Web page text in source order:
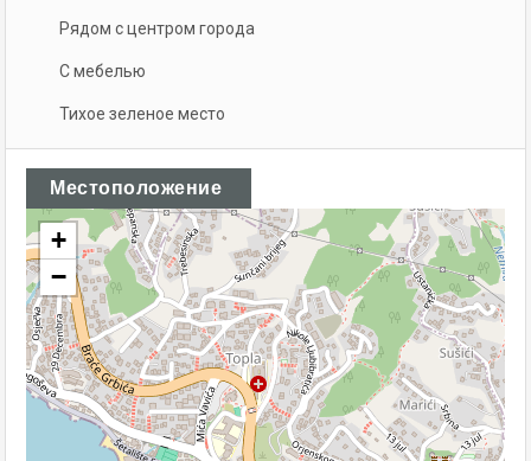
Рядом с центром города
С мебелью
Тихое зеленое место
Местоположение
+
−